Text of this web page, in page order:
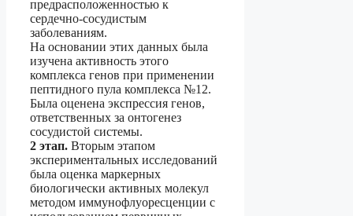
предрасположенностью к
сердечно-сосудистым
заболеваниям.
На основании этих данных была
изучена активность этого
комплекса генов при применении
пептидного пула комплекса №12.
Была оценена экспрессия генов,
ответственных за онтогенез
сосудистой системы.
2 этап. Вторым этапом
экспериментальных исследований
была оценка маркерных
биологически активных молекул
методом иммунофлуоресценции с